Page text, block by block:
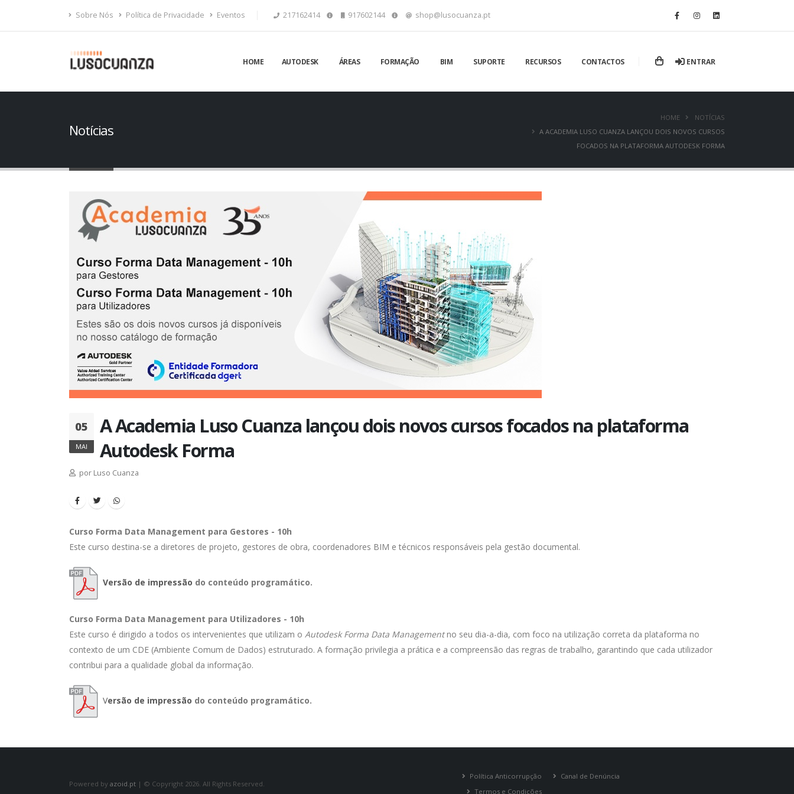
Sobre Nós Política de Privacidade Eventos 217162414 917602144 shop@lusocuanza.pt
HOME AUTODESK ÁREAS FORMAÇÃO BIM SUPORTE RECURSOS CONTACTOS ENTRAR
Notícias
HOME
NOTÍCIAS
A ACADEMIA LUSO CUANZA LANÇOU DOIS NOVOS CURSOS
FOCADOS NA PLATAFORMA AUTODESK FORMA
05
MAI
A Academia Luso Cuanza lançou dois novos cursos focados na plataforma
Autodesk Forma
por Luso Cuanza
Curso Forma Data Management para Gestores - 10h
Este curso destina-se a diretores de projeto, gestores de obra, coordenadores BIM e técnicos responsáveis pela gestão documental.
Versão de impressão do conteúdo programático.
Curso Forma Data Management para Utilizadores - 10h
Este curso é dirigido a todos os intervenientes que utilizam o Autodesk Forma Data Managementno seu dia-a-dia, com foco na utilização correta da plataforma no
contexto de um CDE (Ambiente Comum de Dados) estruturado. A formação privilegia a prática e a compreensão das regras de trabalho, garantindo que cada utilizador
contribui para a qualidade global da informação.
Versão de impressão do conteúdo programático.
Powered by azoid.pt | © Copyright 2026. All Rights Reserved.
Política Anticorrupção
Canal de Denúncia
Termos e Condições